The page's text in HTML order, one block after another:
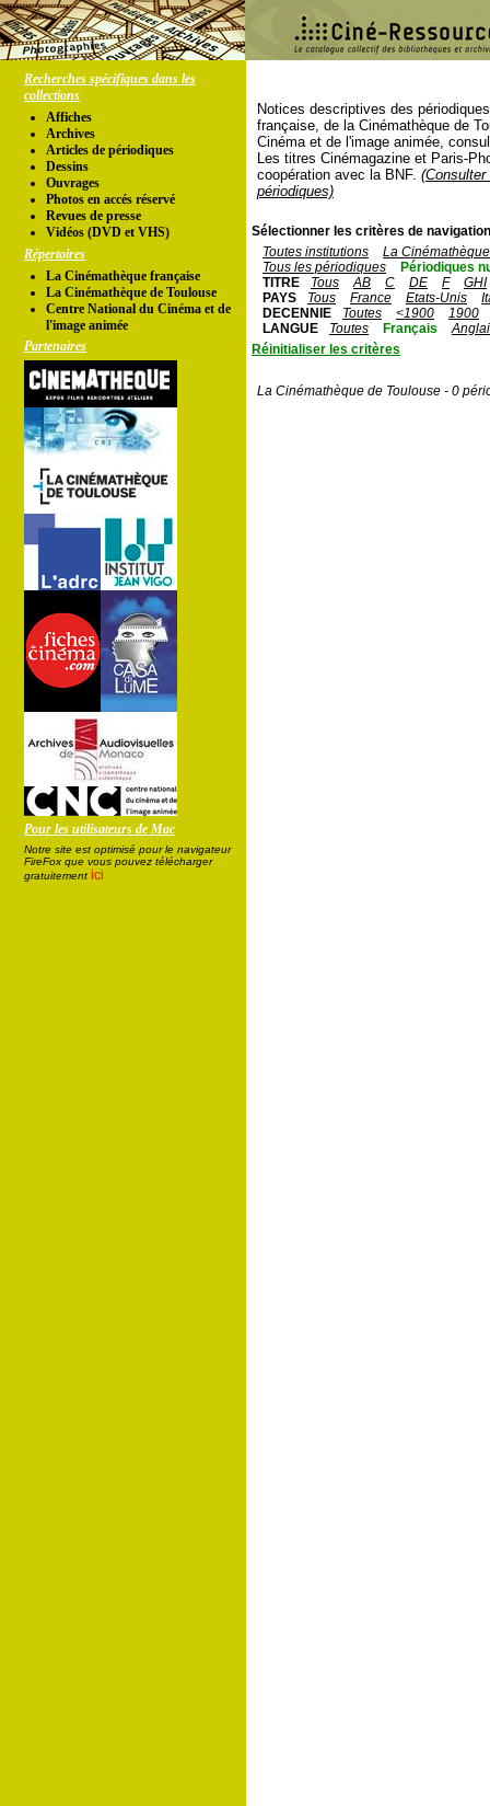
Recherches spécifiques dans les
collections
Affiches
Archives
Articles de périodiques
Dessins
Ouvrages
Photos en accés réservé
Revues de presse
Vidéos (DVD et VHS)
Répertoires
La Cinémathèque française
La Cinémathèque de Toulouse
Centre National du Cinéma et de
l'image animée
Partenaires
Pour les utilisateurs de Mac
Notre site est optimisé pour le navigateur
FireFox que vous pouvez télécharger
gratuitement ici
Notices descriptives des
française, de la Cinémathèque de
Cinéma et de l'image animée,
Les titres Cinémagazine et Paris-
coopération avec la BNF.
périodiques)
Sélectionner les critères de
Toutes institutions
La
Tous les périodiques
Périodiques
TITRE
Tous AB C DE F
GHI
PAYS
Tous France Etats-Unis
DECENNIE
Toutes <1900
1900
LANGUE
Toutes Français
Réinitialiser les critères
La Cinémathèque de Toulouse - 0